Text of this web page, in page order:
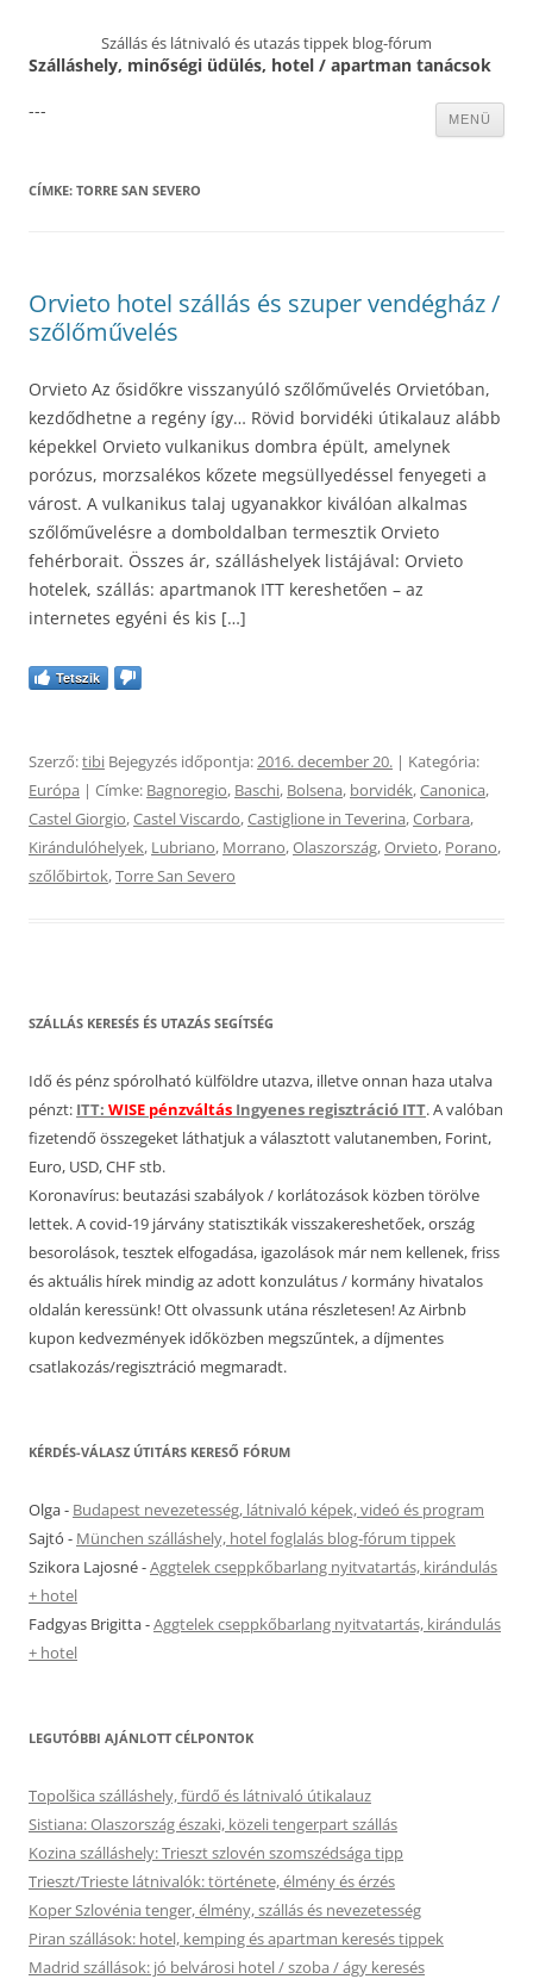
Szállás és látnivaló és utazás tippek blog-fórum
Szálláshely, minőségi üdülés, hotel / apartman tanácsok
MENÜ
---
CÍMKE: TORRE SAN SEVERO
Orvieto hotel szállás és szuper vendégház /
szőlőművelés
Orvieto Az ősidőkre visszanyúló szőlőművelés Orvietóban,
kezdődhetne a regény így… Rövid borvidéki útikalauz alább
képekkel Orvieto vulkanikus dombra épült, amelynek
porózus, morzsalékos kőzete megsüllyedéssel fenyegeti a
várost. A vulkanikus talaj ugyanakkor kiválóan alkalmas
szőlőművelésre a domboldalban termesztik Orvieto
fehérborait. Összes ár, szálláshelyek listájával: Orvieto
hotelek, szállás: apartmanok ITT kereshetően – az
internetes egyéni és kis […]
Tetszik
Szerző:tibi Bejegyzés időpontja:2016. december 20. | Kategória:
Európa | Címke: Bagnoregio, Baschi, Bolsena, borvidék,Canonica,
Castel Giorgio,Castel Viscardo,Castiglione in Teverina,Corbara,
Kirándulóhelyek, Lubriano, Morrano,Olaszország,Orvieto, Porano,
szőlőbirtok,Torre San Severo
SZÁLLÁS KERESÉS ÉS UTAZÁS SEGÍTSÉG
Idő és pénz spórolható külföldre utazva, illetve onnan haza utalva
pénzt: ITT: WISE pénzváltás Ingyenes regisztráció ITT. A valóban
fizetendő összegeket láthatjuk a választott valutanemben, Forint,
Euro, USD, CHF stb.
Koronavírus: beutazási szabályok / korlátozások közben törölve
lettek. A covid-19 járvány statisztikák visszakereshetőek, ország
besorolások, tesztek elfogadása, igazolások már nem kellenek, friss
és aktuális hírek mindig az adott konzulátus / kormány hivatalos
oldalán keressünk! Ott olvassunk utána részletesen! Az Airbnb
kupon kedvezmények időközben megszűntek, a díjmentes
csatlakozás/regisztráció megmaradt.
KÉRDÉS-VÁLASZ ÚTITÁRS KERESŐ FÓRUM
Olga- Budapest nevezetesség, látnivaló képek, videó és program
Sajtó - München szálláshely, hotel foglalás blog-fórum tippek
Szikora Lajosné-Aggtelek cseppkőbarlang nyitvatartás, kirándulás
+ hotel
Fadgyas Brigitta-Aggtelek cseppkőbarlang nyitvatartás, kirándulás
+ hotel
LEGUTÓBBI AJÁNLOTT CÉLPONTOK
Topolšica szálláshely, fürdő és látnivaló útikalauz
Sistiana: Olaszország északi, közeli tengerpart szállás
Kozina szálláshely: Trieszt szlovén szomszédsága tipp
Trieszt/Trieste látnivalók: története, élmény és érzés
Koper Szlovénia tenger, élmény, szállás és nevezetesség
Piran szállások: hotel, kemping és apartman keresés tippek
Madrid szállások: jó belvárosi hotel / szoba / ágy keresés